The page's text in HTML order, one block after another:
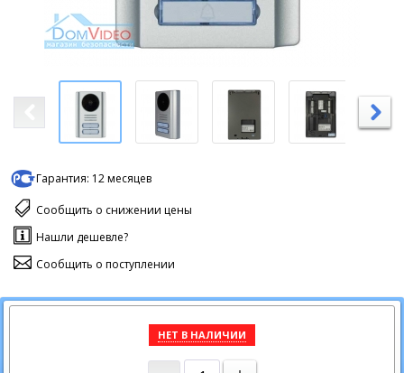
Гарантия: 12 месяцев
Сообщить о снижении цены
Нашли дешевле?
Сообщить о поступлении
НЕТ В НАЛИЧИИ